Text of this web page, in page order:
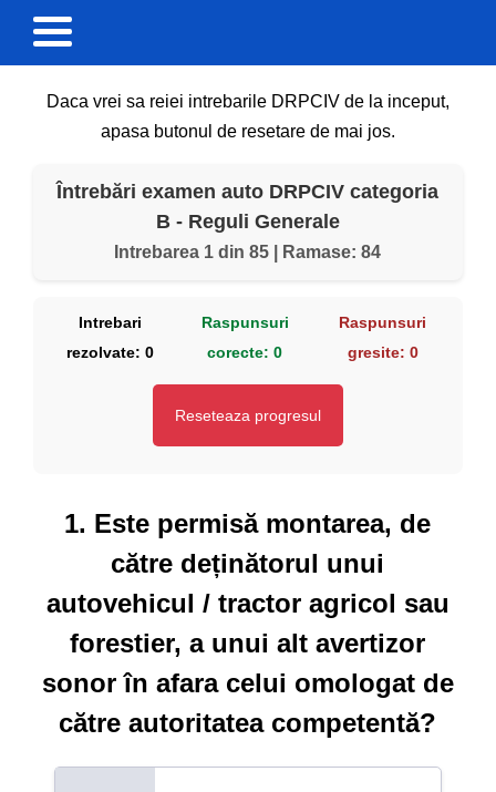
Daca vrei sa reiei intrebarile DRPCIV de la inceput,
apasa butonul de resetare de mai jos.
Întrebări examen auto DRPCIV categoria
B - Reguli Generale
Intrebarea 1 din 85 | Ramase: 84
Intrebari
rezolvate: 0
Raspunsuri
corecte:0
Raspunsuri
gresite: 0
Reseteaza progresul
1. Este permisă montarea, de
către deținătorul unui
autovehicul / tractor agricol sau
forestier, a unui alt avertizor
sonor în afara celui omologat de
către autoritatea competentă?